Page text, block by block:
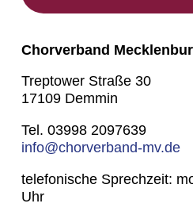
Chorverband
Treptower Straße 30
17109 Demmin
Tel. 03998 2097639
info@chorverband-mv.de
telefonische Sprechzeit:
Uhr